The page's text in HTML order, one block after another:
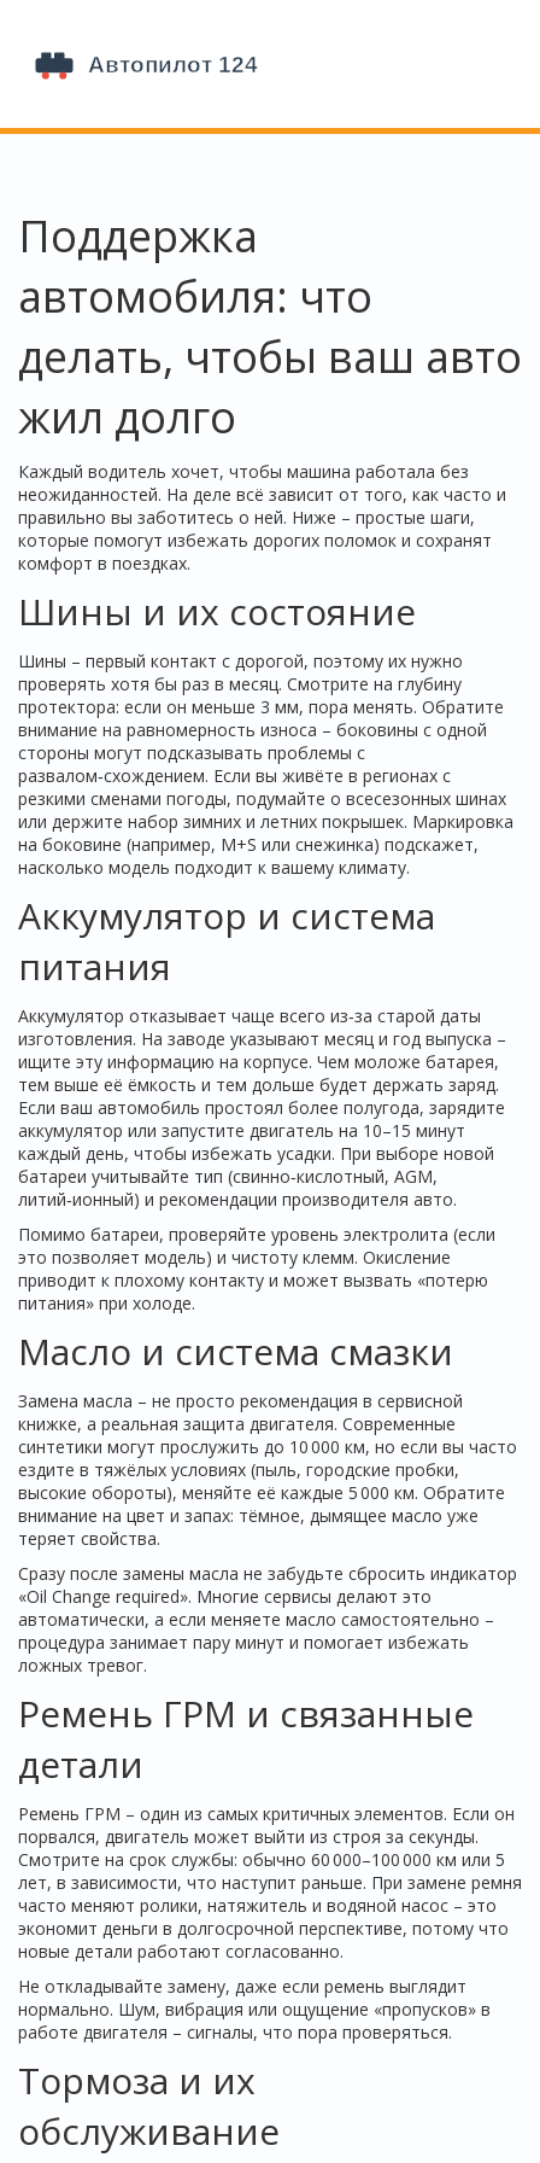
Поддержка
автомобиля: что
делать, чтобы ваш авто
жил долго
Каждый водитель хочет, чтобы машина работала без
неожиданностей. На деле всё зависит от того, как часто и
правильно вы заботитесь о ней. Ниже – простые шаги,
которые помогут избежать дорогих поломок и сохранят
комфорт в поездках.
Шины и их состояние
Шины – первый контакт с дорогой, поэтому их нужно
проверять хотя бы раз в месяц. Смотрите на глубину
протектора: если он меньше 3 мм, пора менять. Обратите
внимание на равномерность износа – боковины с одной
стороны могут подсказывать проблемы с
развалом‑схождением. Если вы живёте в регионах с
резкими сменами погоды, подумайте о всесезонных шинах
или держите набор зимних и летних покрышек. Маркировка
на боковине (например, M+S или снежинка) подскажет,
насколько модель подходит к вашему климату.
Аккумулятор и система
питания
Аккумулятор отказывает чаще всего из‑за старой даты
изготовления. На заводе указывают месяц и год выпуска –
ищите эту информацию на корпусе. Чем моложе батарея,
тем выше её ёмкость и тем дольше будет держать заряд.
Если ваш автомобиль простоял более полугода, зарядите
аккумулятор или запустите двигатель на 10–15 минут
каждый день, чтобы избежать усадки. При выборе новой
батареи учитывайте тип (свинно‑кислотный, AGM,
литий‑ионный) и рекомендации производителя авто.
Помимо батареи, проверяйте уровень электролита (если
это позволяет модель) и чистоту клемм. Окисление
приводит к плохому контакту и может вызвать «потерю
питания» при холоде.
Масло и система смазки
Замена масла – не просто рекомендация в сервисной
книжке, а реальная защита двигателя. Современные
синтетики могут прослужить до 10 000 км, но если вы часто
ездите в тяжёлых условиях (пыль, городские пробки,
высокие обороты), меняйте её каждые 5 000 км. Обратите
внимание на цвет и запах: тёмное, дымящее масло уже
теряет свойства.
Сразу после замены масла не забудьте сбросить индикатор
«Oil Change required». Многие сервисы делают это
автоматически, а если меняете масло самостоятельно –
процедура занимает пару минут и помогает избежать
ложных тревог.
Ремень ГРМ и связанные
детали
Ремень ГРМ – один из самых критичных элементов. Если он
порвался, двигатель может выйти из строя за секунды.
Смотрите на срок службы: обычно 60 000–100 000 км или 5
лет, в зависимости, что наступит раньше. При замене ремня
часто меняют ролики, натяжитель и водяной насос – это
экономит деньги в долгосрочной перспективе, потому что
новые детали работают согласованно.
Не откладывайте замену, даже если ремень выглядит
нормально. Шум, вибрация или ощущение «пропусков» в
работе двигателя – сигналы, что пора проверяться.
Тормоза и их
обслуживание